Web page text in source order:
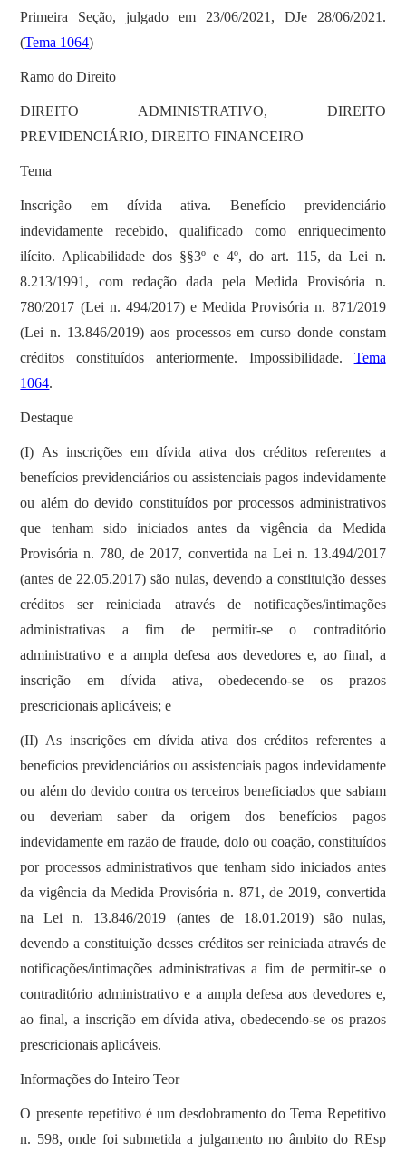
Primeira Seção, julgado em 23/06/2021, DJe 28/06/2021.
(Tema 1064)
Ramo do Direito
DIREITO ADMINISTRATIVO, DIREITO
PREVIDENCIÁRIO, DIREITO FINANCEIRO
Tema
Inscrição em dívida ativa. Benefício previdenciário
indevidamente recebido, qualificado como enriquecimento
ilícito. Aplicabilidade dos §§3º e 4º, do art. 115, da Lei n.
8.213/1991, com redação dada pela Medida Provisória n.
780/2017 (Lei n. 494/2017) e Medida Provisória n. 871/2019
(Lei n. 13.846/2019) aos processos em curso donde constam
créditos constituídos anteriormente. Impossibilidade. Tema
1064.
Destaque
(I) As inscrições em dívida ativa dos créditos referentes a
benefícios previdenciários ou assistenciais pagos indevidamente
ou além do devido constituídos por processos administrativos
que tenham sido iniciados antes da vigência da Medida
Provisória n. 780, de 2017, convertida na Lei n. 13.494/2017
(antes de 22.05.2017) são nulas, devendo a constituição desses
créditos ser reiniciada através de notificações/intimações
administrativas a fim de permitir-se o contraditório
administrativo e a ampla defesa aos devedores e, ao final, a
inscrição em dívida ativa, obedecendo-se os prazos
prescricionais aplicáveis; e
(II) As inscrições em dívida ativa dos créditos referentes a
benefícios previdenciários ou assistenciais pagos indevidamente
ou além do devido contra os terceiros beneficiados que sabiam
ou deveriam saber da origem dos benefícios pagos
indevidamente em razão de fraude, dolo ou coação, constituídos
por processos administrativos que tenham sido iniciados antes
da vigência da Medida Provisória n. 871, de 2019, convertida
na Lei n. 13.846/2019 (antes de 18.01.2019) são nulas,
devendo a constituição desses créditos ser reiniciada através de
notificações/intimações administrativas a fim de permitir-se o
contraditório administrativo e a ampla defesa aos devedores e,
ao final, a inscrição em dívida ativa, obedecendo-se os prazos
prescricionais aplicáveis.
Informações do Inteiro Teor
O presente repetitivo é um desdobramento do Tema Repetitivo
n. 598, onde foi submetida a julgamento no âmbito do REsp